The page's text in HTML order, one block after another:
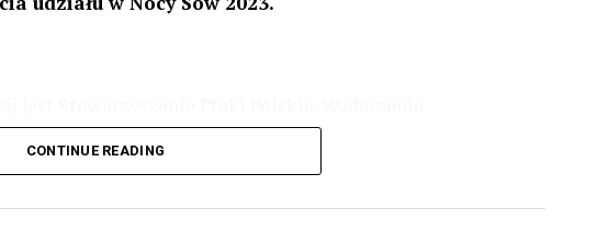
2023 r. wg harmonogramu przedstawionego na
CONTINUE READING